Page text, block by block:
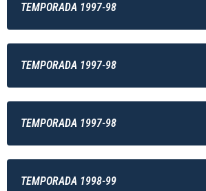
TEMPORADA 1997-98
TEMPORADA 1997-98
TEMPORADA 1997-98
TEMPORADA 1998-99